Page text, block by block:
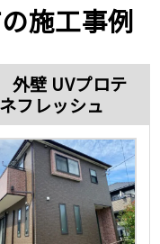
施工事例
壁 UVプロテ
フレッシュ